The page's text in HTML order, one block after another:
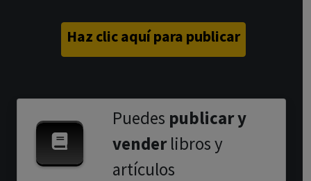
Haz clic aquí para publicar
Puedes publicar y
venderlibros y
artículos